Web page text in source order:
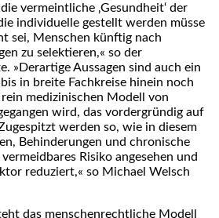
vermeintliche ‚Gesundheit‘ der
individuelle gestellt werden müsse
sei, Menschen künftig nach
zu selektieren,« so der
»Derartige Aussagen sind auch ein
bis in breite Fachkreise hinein noch
medizinischen Modell von
wird, das vordergründig auf
werden so, wie in diesem
Behinderungen und chronische
Risiko angesehen und
reduziert,« so Michael Welsch
das menschenrechtliche Modell